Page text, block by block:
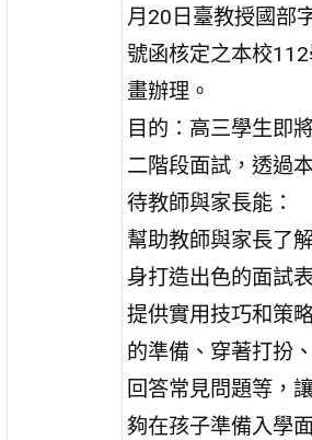
月20日臺教授國部
號函核定之本校
畫辦理。
目的：高三學生即
二階段面試，透過
待教師與家長能：
幫助教師與家長了
身打造出色的面試
提供實用技巧和策
的準備、穿著打扮
回答常見問題等，
夠在孩子準備入學